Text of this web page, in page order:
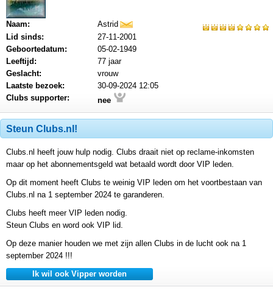
Naam: Astrid
Lid sinds:
27-11-2001
Geboortedatum:
05-02-1949
Leeftijd:
77 jaar
Geslacht:
vrouw
Laatste bezoek:
30-09-2024 12:05
Clubs supporter:
nee
Steun Clubs.nl!
Clubs.nl heeft jouw hulp nodig. Clubs draait niet op reclame-inkomsten
maar op het abonnementsgeld wat betaald wordt door VIP leden.
Op dit moment heeft Clubs te weinig VIP leden om het voortbestaan van
Clubs.nl na 1 september 2024 te garanderen.
Clubs heeft meer VIP leden nodig.
Steun Clubs en word ook VIP lid.
Op deze manier houden we met zijn allen Clubs in de lucht ook na 1
september 2024 !!!